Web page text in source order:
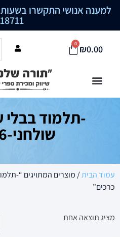
למענה אנושי התקשרו בשעות 09:00-19:00 לטלפון
₪0.00
0
-תלמוד בבלי
שולחני-6 כרכים
עמוד הבית
כרכים”
מציג תוצאה אחת